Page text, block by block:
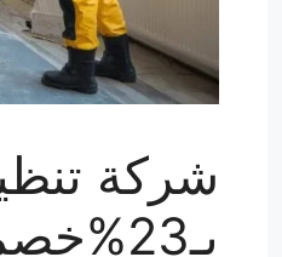
شركة